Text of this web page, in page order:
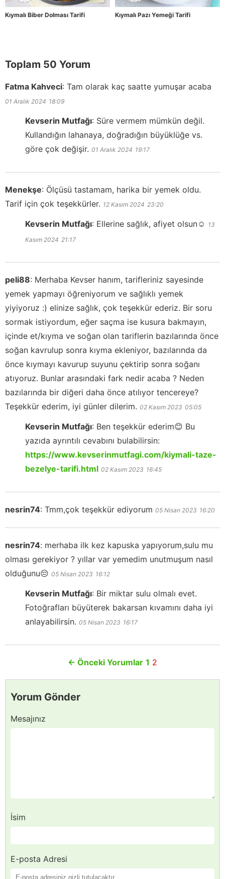
Kıymalı Biber Dolması Tarifi Kıymalı Pazı Yemeği Tarifi
Toplam 50 Yorum
Fatma Kahveci: Tam olarak kaç saatte yumuşar acaba
01 Aralık 2024 18:09
Kevserin Mutfağı: Süre vermem mümkün değil.
Kullandığın lahanaya, doğradığın büyüklüğe vs.
göre çok değişir. 01 Aralık 2024 19:17
Menekşe: Ölçüsü tastamam, harika bir yemek oldu.
Tarif için çok teşekkürler. 12 Kasım 2024 23:20
Kevserin Mutfağı: Ellerine sağlık, afiyet olsun☺️ 13
Kasım 2024 21:17
peli88: Merhaba Kevser hanım, tarifleriniz sayesinde
yemek yapmayı öğreniyorum ve sağlıklı yemek
yiyiyoruz :) elinize sağlık, çok teşekkür ederiz. Bir soru
sormak istiyordum, eğer saçma ise kusura bakmayın,
içinde et/kıyma ve soğan olan tariflerin bazılarında önce
soğan kavrulup sonra kıyma ekleniyor, bazılarında da
önce kıymayı kavurup suyunu çektirip sonra soğanı
atıyoruz. Bunlar arasındaki fark nedir acaba ? Neden
bazılarında bir diğeri daha önce atılıyor tencereye?
Teşekkür ederim, iyi günler dilerim. 02 Kasım 2023 05:05
Kevserin Mutfağı: Ben teşekkür ederim😊 Bu
yazıda ayrıntılı cevabını bulabilirsin:
https://www.kevserinmutfagi.com/kiymali-taze-
bezelye-tarifi.html 02 Kasım 2023 16:45
nesrin74: Tmm,çok teşekkür ediyorum 05 Nisan 2023 16:20
nesrin74: merhaba ilk kez kapuska yapıyorum,sulu mu
olması gerekiyor ? yıllar var yemedim unutmuşum nasıl
olduğunu😔 05 Nisan 2023 16:12
Kevserin Mutfağı: Bir miktar sulu olmalı evet.
Fotoğrafları büyüterek bakarsan kıvamını daha iyi
anlayabilirsin. 05 Nisan 2023 16:17
← Önceki Yorumlar 1 2
Yorum Gönder
Mesajınız
İsim
E-posta Adresi